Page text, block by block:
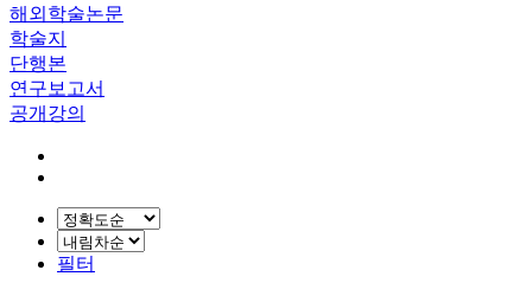
해외학술논문
학술지
단행본
연구보고서
공개강의
필터